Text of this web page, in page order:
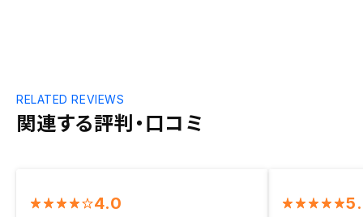
関連する評判・口コミ
RELATED REVIEWS
4.0